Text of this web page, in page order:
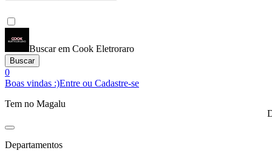
Buscar em Cook Eletroraro
Buscar
0
Boas vindas :)Entre ou Cadastre-se
Tem no Magalu
Departamentos